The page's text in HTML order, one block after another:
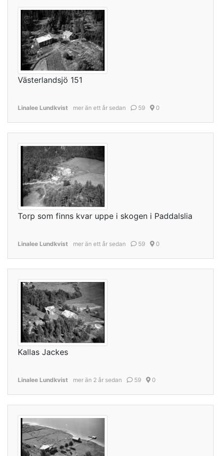
Västerlandsjö 151
Linalee Lundkvist mer än ett år sedan 59 0
Torp som finns kvar uppe i skogen i Paddalslia
Linalee Lundkvist mer än ett år sedan 59 0
Kallas Jackes
Linalee Lundkvist mer än 2 år sedan 59 0